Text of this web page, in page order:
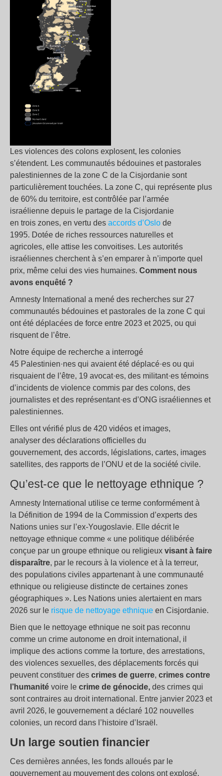
Les violences des colons explosent, les colonies
s’étendent. Les communautés bédouines et pastorales
palestiniennes de la zone C de la Cisjordanie sont
particulièrement touchées. La zone C, qui représente plus
de 60% du territoire, est contrôlée par l’armée
israélienne depuis le partage de la Cisjordanie
en trois zones, en vertu des accords d’Oslo de
1995. Dotée de riches ressources naturelles et
agricoles, elle attise les convoitises. Les autorités
israéliennes cherchent à s’en emparer à n’importe quel
prix, même celui des vies humaines. Comment nous
avons enquêté ?
Amnesty International a mené des recherches sur 27
communautés bédouines et pastorales de la zone C qui
ont été déplacées de force entre 2023 et 2025, ou qui
risquent de l’être.
Notre équipe de recherche a interrogé
45 Palestinien·nes qui avaient été déplacé·es ou qui
risquaient de l’être, 19 avocat·es, des militant·es témoins
d’incidents de violence commis par des colons, des
journalistes et des représentant·es d’ONG israéliennes et
palestiniennes.
Elles ont vérifié plus de 420 vidéos et images,
analyser des déclarations officielles du
gouvernement, des accords, législations, cartes, images
satellites, des rapports de l’ONU et de la société civile.
Qu’est-ce que le nettoyage ethnique ?
Amnesty International utilise ce terme conformément à
la Définition de 1994 de la Commission d’experts des
Nations unies sur l’ex-Yougoslavie. Elle décrit le
nettoyage ethnique comme « une politique délibérée
conçue par un groupe ethnique ou religieux visant à faire
disparaître, par le recours à la violence et à la terreur,
des populations civiles appartenant à une communauté
ethnique ou religieuse distincte de certaines zones
géographiques ». Les Nations unies alertaient en mars
2026 sur le risque de nettoyage ethnique en Cisjordanie.
Bien que le nettoyage ethnique ne soit pas reconnu
comme un crime autonome en droit international, il
implique des actions comme la torture, des arrestations,
des violences sexuelles, des déplacements forcés qui
peuvent constituer des crimes de guerre, crimes contre
l’humanité voire le crime de génocide, des crimes qui
sont contraires au droit international. Entre janvier 2023 et
avril 2026, le gouvernement a déclaré 102 nouvelles
colonies, un record dans l’histoire d’Israël.
Un large soutien financier
Ces dernières années, les fonds alloués par le
gouvernement au mouvement des colons ont explosé.